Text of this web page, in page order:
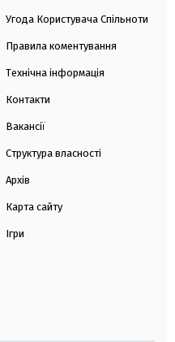
Угода Користувача Спільноти
Правила коментування
Технічна інформація
Контакти
Вакансії
Структура власності
Архів
Карта сайту
Ігри